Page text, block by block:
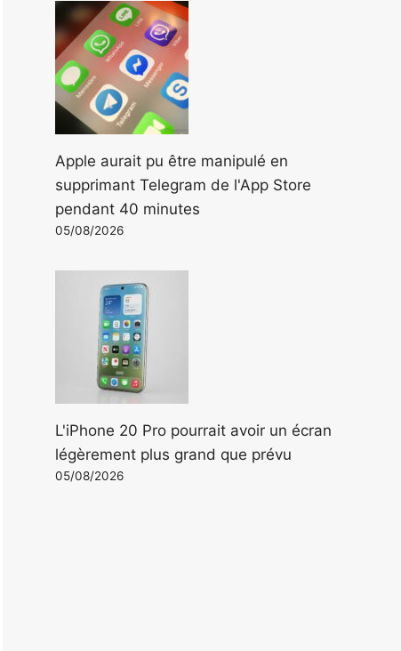
Apple aurait pu être manipulé en
supprimant Telegram de l'App Store
pendant 40 minutes
05/08/2026
L'iPhone 20 Pro pourrait avoir un écran
légèrement plus grand que prévu
05/08/2026